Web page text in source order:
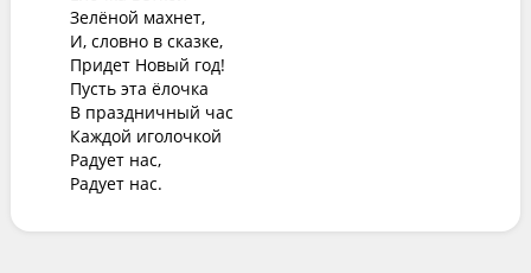
Зелёной махнет,
И, словно в сказке,
Придет Новый год!
Пусть эта ёлочка
В праздничный час
Каждой иголочкой
Радует нас,
Радует нас.